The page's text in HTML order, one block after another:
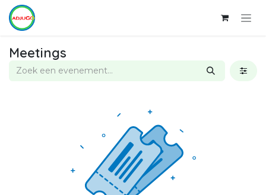
Overslaan naar inhoud
Meetings